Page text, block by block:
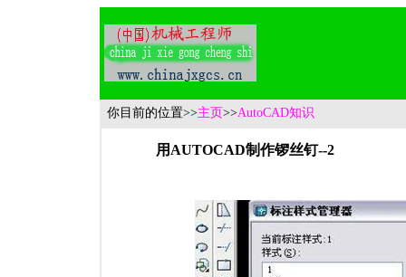
你目前的位置>>主页>>AutoCAD知识
用AUTOCAD制作锣丝钉--2